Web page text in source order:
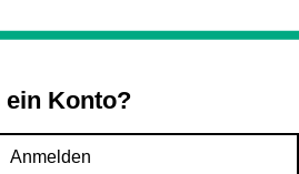
ein Konto?
Anmelden